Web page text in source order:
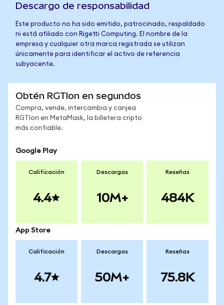
Descargo de responsabilidad
Este producto no ha sido emitido, patrocinado, respaldado
ni está afiliado con Rigetti Computing. El nombre de la
empresa y cualquier otra marca registrada se utilizan
únicamente para identificar el activo de referencia
subyacente.
Obtén RGTIon en segundos
Compra, vende, intercambia y canjea
RGTIon en MetaMask, la billetera cripto
más confiable.
Google Play
Calificación
4.4
Descargas
10M+
Reseñas
484K
App Store
Calificación
4.7
Descargas
50M+
Reseñas
75.8K